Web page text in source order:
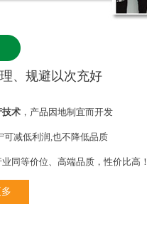
、规避以次充好
技术 ，产品因地制宜而开发
可减低利润,也不降低品质
同等价位、高端品质，性价比高！